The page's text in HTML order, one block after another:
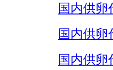
国内供卵
国内供卵
国内供卵